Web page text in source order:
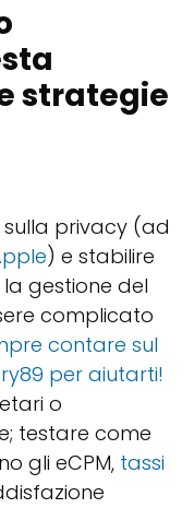
strategie
privacy (ad
) e stabilire
gestione del
complicato
contare sul
per aiutarti!
o
testare come
gli eCPM, tassi